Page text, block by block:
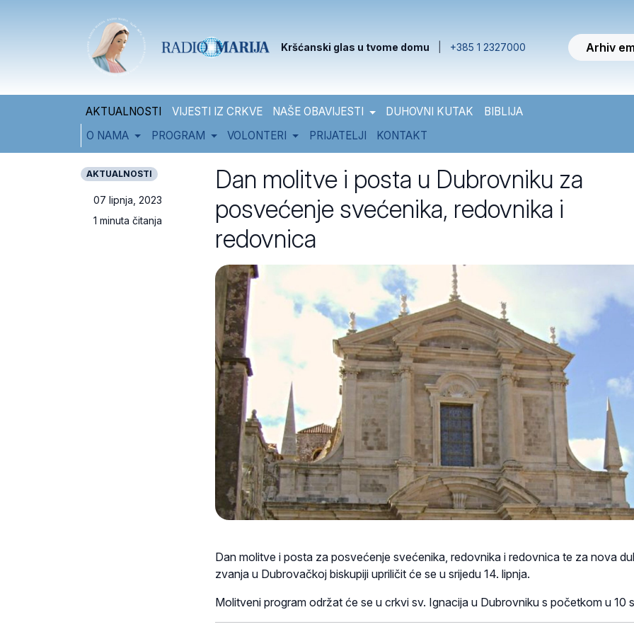
Kršćanski glas u tvome domu +385 1 2327000 Arhiv
AKTUALNOSTI VIJESTI IZ CRKVE NAŠE OBAVIJESTI DUHOVNI KUTAK
BIBLIJA
O NAMA
PROGRAM VOLONTERI PRIJATELJI KONTAKT
AKTUALNOSTI
07 lipnja, 2023
1 minuta čitanja
Dan molitve i posta u Dubrovniku za
posvećenje svećenika, redovnika i
redovnica
Dan molitve i posta za posvećenje svećenika, redovnika i redovnica te za nova
zvanja u Dubrovačkoj biskupiji upriličit će se u srijedu 14. lipnja.
Molitveni program održat će se u crkvi sv. Ignacija u Dubrovniku s početkom u 10